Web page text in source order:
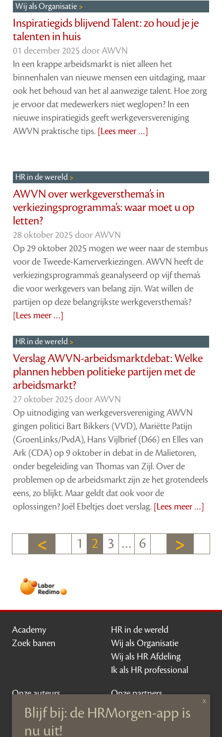
Wij als Organisatie
Inspiratiegids blijvend Talent: zo houd je je
talenten in huis
01 december 2025 doorAWVN
In een krappe arbeidsmarkt is niet alleen het
binnenhalen van nieuwe mensen een uitdaging, maar
ook het behoud van het al aanwezige talent. Hoe zorg
je ervoor dat medewerkers niet weglopen? In een
nieuwe inspiratiegids geeft werkgeversvereniging
AWVN praktische tips. [Lees meer …]
HR in de wereld
AWVN over werkgeversthema’s in
verkiezingsprogramma’s: waar moet u op
letten?
28 oktober 2025 doorAWVN
Op 29 oktober 2025 mogen we weer naar de stembus
voor de Tweede-Kamerverkiezingen. AWVN heeft de
verkiezingsprogramma’s geanalyseerd op vijf thema’s
die voor werkgevers van belang zijn. Wat willen de
partijen op deze belangrijkste werkgeversthema’s?
[Lees meer …]
HR in de wereld
Verslag AWVN-arbeidsmarktdebat: Welke
plannen hebben politieke partijen met de
arbeidsmarkt?
27 oktober 2025 doorAWVN
Op uitnodiging van werkgeversvereniging AWVN
gingen politici Bart Bikkers (VVD), Mariëtte Patijn
(GroenLinks/PvdA), Hans Vijlbrief (D66) en Elles van
Ark (CDA) op 9 oktober in debat in de Malietoren,
onder begeleiding van Thomas van Zijl. Over de
problemen op de arbeidsmarkt zijn ze het grotendeels
eens, zo blijkt. Maar geldt dat ook voor de
oplossingen? Joël Ebeltjes doet verslag. [Lees meer …]
1 2 3 … 6
Academy
Zoek banen
HR in de wereld
Wij als Organisatie
Wij als HR Afdeling
Ik als HR professional
Onze auteurs
Onze partners
Sponsoring
Over HRMorgen